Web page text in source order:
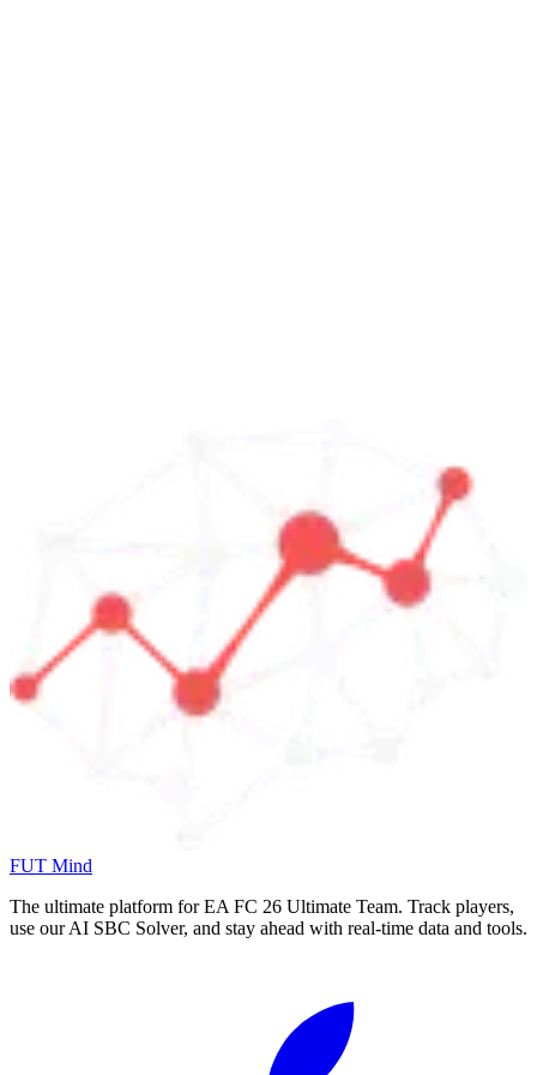
FUT Mind
The ultimate platform for EA FC 26 Ultimate Team. Track players,
use our AI SBC Solver, and stay ahead with real-time data and tools.